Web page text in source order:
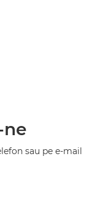
sau pe e-mail